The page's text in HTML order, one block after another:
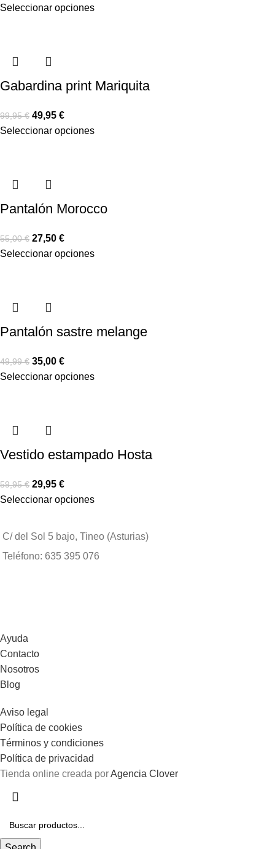
Seleccionar opciones
Gabardina print Mariquita
99,95€ 49,95 €
Seleccionar opciones
Pantalón Morocco
55,00€ 27,50 €
Seleccionar opciones
Pantalón sastre melange
49,99€ 35,00 €
Seleccionar opciones
Vestido estampado Hosta
59,95€ 29,95 €
Seleccionar opciones
C/ del Sol 5 bajo, Tineo (Asturias)
Teléfono: 635 395 076
Ayuda
Contacto
Nosotros
Blog
Aviso legal
Política de cookies
Términos y condiciones
Política de privacidad
Tienda online creada porAgencia Clover
Gastos de envío gratis en pedidos superiores a 100€.